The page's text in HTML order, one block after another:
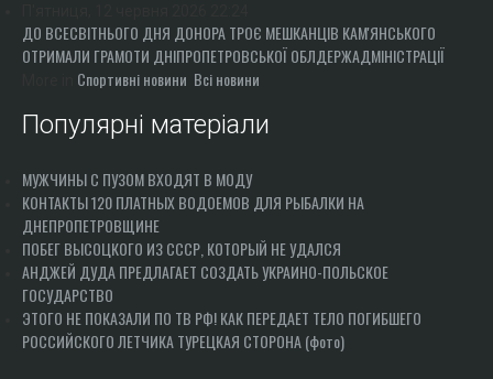
ДО ВСЕСВІТНЬОГО ДНЯ ДОНОРА ТРОЄ МЕШКАНЦІВ КАМ'ЯНСЬКОГО
ОТРИМАЛИ ГРАМОТИ ДНІПРОПЕТРОВСЬКОЇ ОБЛДЕРЖАДМІНІСТРАЦІЇ
Спортивні новини Всі новини
Популярні матеріали
МУЖЧИНЫ С ПУЗОМ ВХОДЯТ В МОДУ
КОНТАКТЫ 120 ПЛАТНЫХ ВОДОЕМОВ ДЛЯ РЫБАЛКИ НА
ДНЕПРОПЕТРОВЩИНЕ
ПОБЕГ ВЫСОЦКОГО ИЗ СССР, КОТОРЫЙ НЕ УДАЛСЯ
АНДЖЕЙ ДУДА ПРЕДЛАГАЕТ СОЗДАТЬ УКРАИНО-ПОЛЬСКОЕ
ГОСУДАРСТВО
ЭТОГО НЕ ПОКАЗАЛИ ПО ТВ РФ! КАК ПЕРЕДАЕТ ТЕЛО ПОГИБШЕГО
РОССИЙСКОГО ЛЕТЧИКА ТУРЕЦКАЯ СТОРОНА (фото)